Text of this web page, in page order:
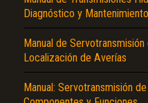
Diagnóstico y Mantenimiento
Manual de
Localización de Averías
Manual: Servotransmisión
Texto o Imagen
No carga o no se
Reportar otro tipo